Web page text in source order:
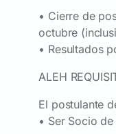
• Cierre de
octubre
• Resultados
ALEH
El postulante
• Ser Socio